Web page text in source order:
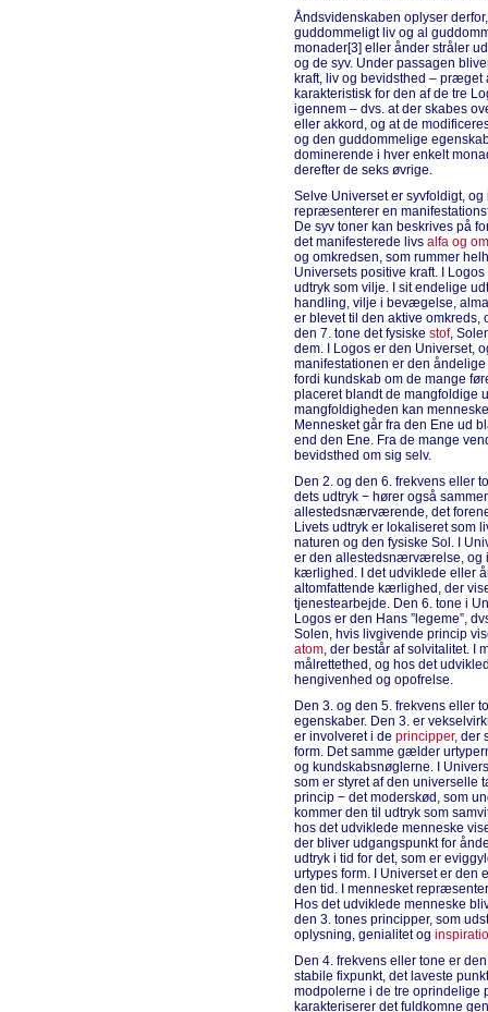
Åndsvidenskaben oplyser
guddommeligt liv og al
monader[3] eller ånder stråler
og de syv. Under passagen
kraft, liv og bevidsthed – præget
karakteristisk for den af de tre
igennem – dvs. at der skabes
eller akkord, og at de
og den guddommelige
dominerende i hver enkelt
derefter de seks øvrige.
Selve Universet er syvfoldigt,
repræsenterer en
De syv toner kan beskrives på
det manifesterede livs alfa og
og omkredsen, som rummer
Universets positive kraft. I
udtryk som vilje. I sit endelige
handling, vilje i bevægelse,
er blevet til den aktive omkreds,
den 7. tone det fysiske stof,
dem. I Logos er den Universet,
manifestationen er den
fordi kundskab om de mange
placeret blandt de mangfoldige
mangfoldigheden kan
Mennesket går fra den Ene ud
end den Ene. Fra de mange
bevidsthed om sig selv.
Den 2. og den 6. frekvens eller
dets udtryk − hører også
allestedsnærværende, det
Livets udtryk er lokaliseret som
naturen og den fysiske Sol. I
er den allestedsnærværelse, og
kærlighed. I det udviklede eller
altomfattende kærlighed, der
tjenestearbejde. Den 6. tone i
Logos er den Hans ”legeme”,
Solen, hvis livgivende princip
atom, der består af solvitalitet. I
målrettethed, og hos det
hengivenhed og opofrelse.
Den 3. og den 5. frekvens eller
egenskaber. Den 3. er
er involveret i de principper, der
form. Det samme gælder
og kundskabsnøglerne. I
som er styret af den universelle
princip − det moderskød, som
kommer den til udtryk som
hos det udviklede menneske
der bliver udgangspunkt for
udtryk i tid for det, som er
urtypes form. I Universet er den
den tid. I mennesket
Hos det udviklede menneske
den 3. tones principper, som
oplysning, genialitet og
Den 4. frekvens eller tone er
stabile fixpunkt, det laveste
modpolerne i de tre oprindelige
karakteriserer det fuldkomne